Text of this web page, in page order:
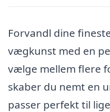
Forvandl dine
vægkunst med en
vælge mellem flere
skaber du nemt en
passer perfekt til